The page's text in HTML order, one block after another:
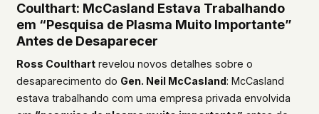
Coulthart: McCasland Estava Trabalhando
em “Pesquisa de Plasma Muito Importante”
Antes de Desaparecer
Ross Coulthartrevelou novos detalhes sobre o
desaparecimento do Gen. Neil McCasland: McCasland
estava trabalhando com uma empresa privada envolvida